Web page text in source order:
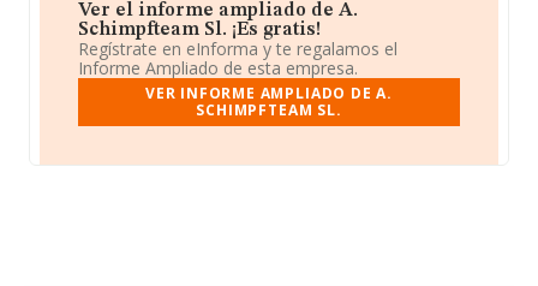
Ver el informe ampliado de A.
Schimpfteam Sl. ¡Es gratis!
Regístrate en eInforma y te regalamos el
Informe Ampliado de esta empresa.
VER INFORME AMPLIADO DE A.
SCHIMPFTEAM SL.